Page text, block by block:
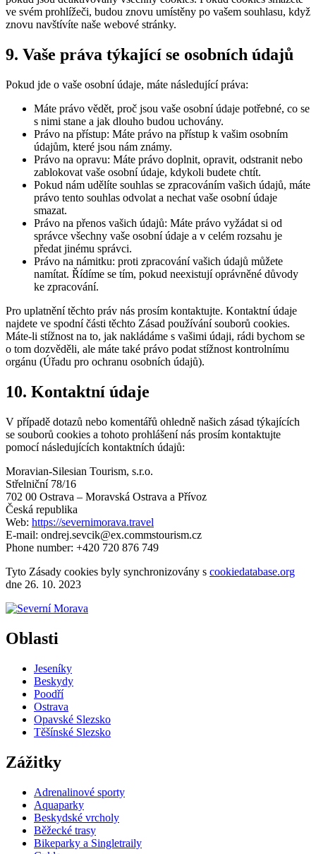
ve svém prohlížeči, budou znovu umístěny po vašem souhlasu, když
znovu navštívíte naše webové stránky.
9. Vaše práva týkající se osobních údajů
Pokud jde o vaše osobní údaje, máte následující práva:
Máte právo vědět, proč jsou vaše osobní údaje potřebné, co se
s nimi stane a jak dlouho budou uchovány.
Právo na přístup: Máte právo na přístup k vašim osobním
údajům, které jsou nám známy.
Právo na opravu: Máte právo doplnit, opravit, odstranit nebo
zablokovat vaše osobní údaje, kdykoli budete chtít.
Pokud nám udělíte souhlas se zpracováním vašich údajů, máte
právo tento souhlas odvolat a nechat vaše osobní údaje
smazat.
Právo na přenos vašich údajů: Máte právo vyžádat si od
správce všechny vaše osobní údaje a v celém rozsahu je
předat jinému správci.
Právo na námitku: proti zpracování vašich údajů můžete
namítat. Řídíme se tím, pokud neexistují oprávněné důvody
ke zpracování.
Pro uplatnění těchto práv nás prosím kontaktujte. Kontaktní údaje
najdete ve spodní části těchto Zásad používání souborů cookies.
Máte-li stížnost na to, jak nakládáme s vašimi údaji, rádi bychom se
o tom dozvěděli, ale máte také právo podat stížnost kontrolnímu
orgánu (Úřadu pro ochranu osobních údajů).
10. Kontaktní údaje
V případě dotazů nebo komentářů ohledně našich zásad týkajících
se souborů cookies a tohoto prohlášení nás prosím kontaktujte
pomocí následujících kontaktních údajů:
Moravian-Silesian Tourism, s.r.o.
Střelniční 78/16
702 00 Ostrava – Moravská Ostrava a Přívoz
Česká republika
Web: https://severnimorava.travel
E-mail: ondrej.sevcik@ex.commstourism.cz
Phone number: +420 720 876 749
Tyto Zásady cookies byly synchronizovány s cookiedatabase.org
dne 26. 10. 2023
Oblasti
Jeseníky
Beskydy
Poodří
Ostrava
Opavské Slezsko
Těšínské Slezsko
Zážitky
Adrenalinové sporty
Aquaparky
Beskydské vrcholy
Běžecké trasy
Bikeparky a Singletraily